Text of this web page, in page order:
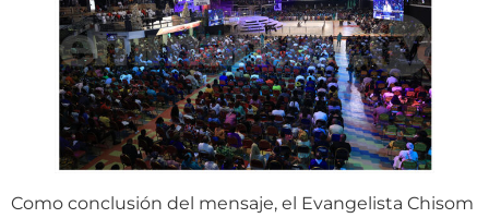
Como conclusión del mensaje, el Evangelista Chisom